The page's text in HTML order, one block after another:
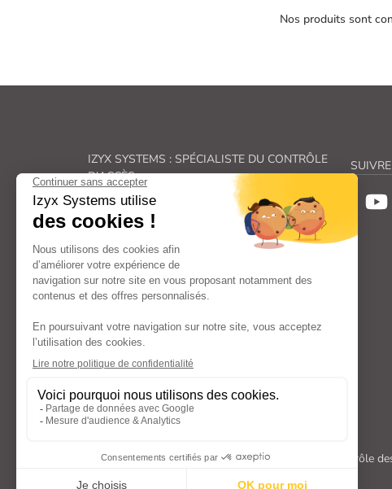
Nos produits sont
IZYX SYSTEMS : SPÉCIALISTE DU CONTRÔLE
D'ACCÈS
Véritable spécialiste du
contrôle des accès, Izyx
Systemsfabrique une gamme complète de
solutions deverrouillage électrique et de
De lagâche électrique
en passant par les
alimentations électriqueset lesdéclencheurs
manuels: nos familles de produits couvrent
l’ensemble des aspects liés au
besoins spécifiques.
le développement, nous offrons des composants
à clé… systèmes de verrouillage
de l’innovation, fiables, faciles à poser et à utiliser.
Tous droits réservés Izyx Systems © Contrôle